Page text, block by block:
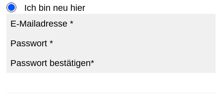
Ich bin neu hier
E-Mailadresse *
Passwort *
Passwort bestätigen*